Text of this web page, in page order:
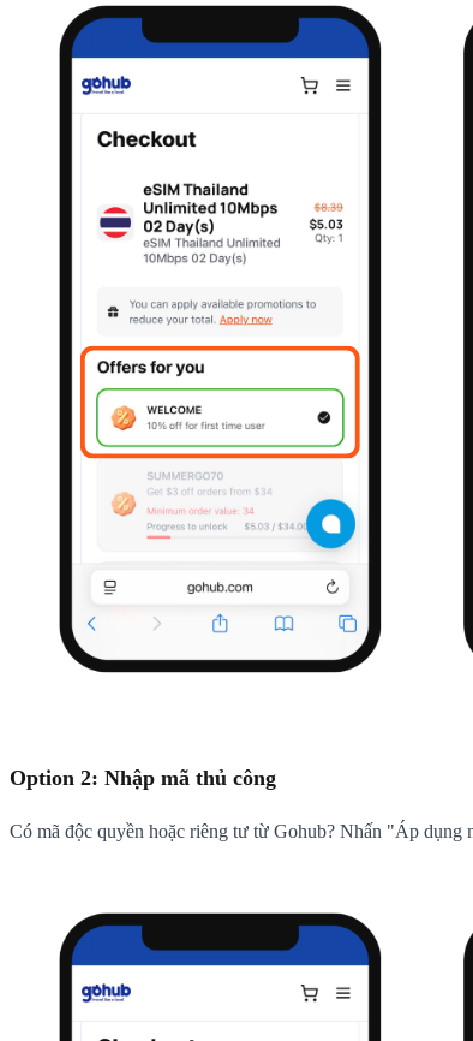
Option 2: Nhập mã thủ công
Có mã độc quyền hoặc riêng tư từ Gohub? Nhấn "Áp